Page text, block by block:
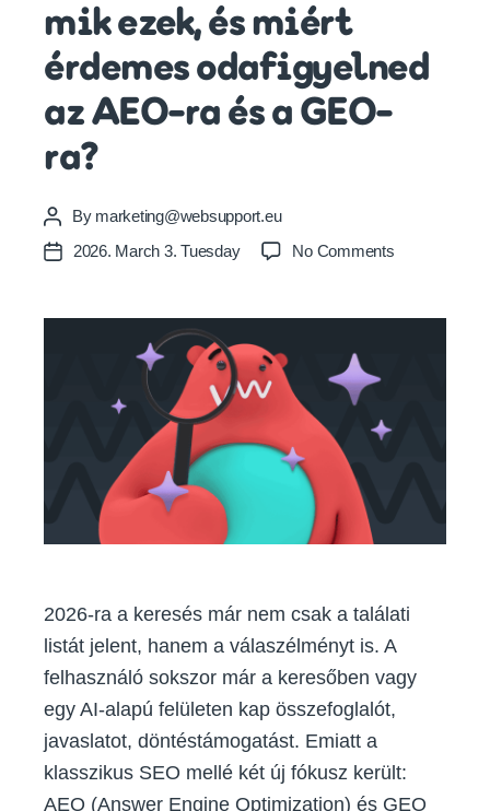
mik ezek, és miért
érdemes odafigyelned
az AEO-ra és a GEO-
ra?
Post
author
By marketing@websupport.eu
Post2026. March 3. Tuesday No Commentson
AI
a
ra?
2026-ra a keresés már nem csak a találati
listát jelent, hanem a válaszélményt is. A
felhasználó sokszor már a keresőben vagy
egy AI-alapú felületen kap összefoglalót,
javaslatot, döntéstámogatást. Emiatt a
klasszikus SEO mellé két új fókusz került:
AEO (Answer Engine Optimization) és GEO